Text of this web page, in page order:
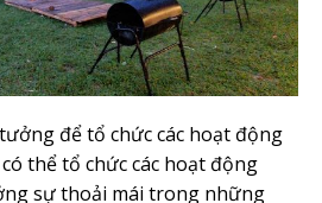
để tổ chức các hoạt động
thể tổ chức các hoạt động
sự thoải mái trong những